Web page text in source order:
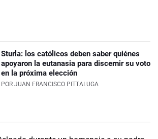
Sturla: los católicos deben saber quiénes
apoyaron la eutanasia para discernir su voto
en la próxima elección
POR JUAN FRANCISCO PITTALUGA